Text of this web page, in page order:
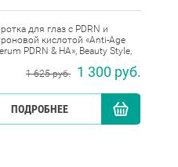
для глаз с PDRN и
кислотой «Anti-Age
PDRN & HA», Beauty Style,
1 625 руб.
1 300 руб.
ПОДРОБНЕЕ